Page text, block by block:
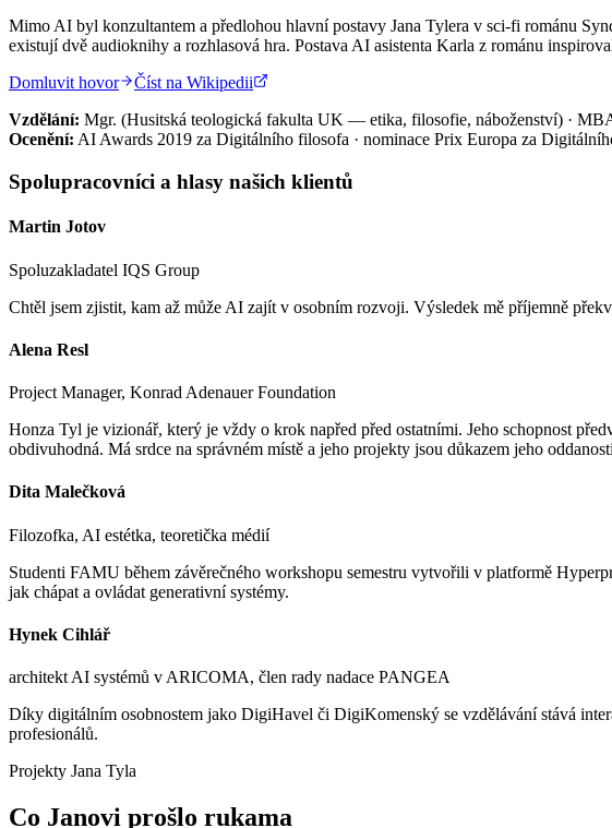
Mimo AI byl konzultantem a předlohou hlavní postavy Jana Tylera v sci-fi románu
existují dvě audioknihy a rozhlasová hra. Postava AI asistenta Karla z románu
Domluvit hovor
Číst na Wikipedii
Vzdělání: Mgr. (Husitská teologická fakulta UK — etika, filosofie, náboženství) ·
Ocenění: AI Awards 2019 za Digitálního filosofa · nominace Prix Europa za
Spolupracovníci a hlasy našich klientů
Martin Jotov
Spoluzakladatel IQS Group
Chtěl jsem zjistit, kam až může AI zajít v osobním rozvoji. Výsledek mě příjemně
Alena Resl
Project Manager, Konrad Adenauer Foundation
Honza Tyl je vizionář, který je vždy o krok napřed před ostatními. Jeho schopnost
obdivuhodná. Má srdce na správném místě a jeho projekty jsou důkazem jeho
Dita Malečková
Filozofka, AI estétka, teoretička médií
Studenti FAMU během závěrečného workshopu semestru vytvořili v platformě
jak chápat a ovládat generativní systémy.
Hynek Cihlář
architekt AI systémů v ARICOMA, člen rady nadace PANGEA
Díky digitálním osobnostem jako DigiHavel či DigiKomenský se vzdělávání stává
profesionálů.
Projekty Jana Tyla
Co Janovi prošlo rukama